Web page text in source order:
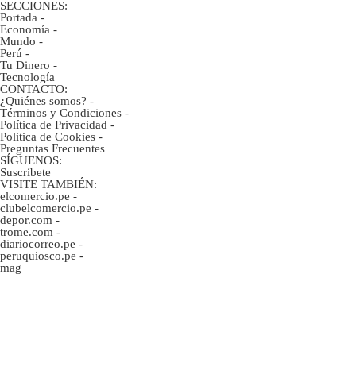
SECCIONES:
Portada -
Economía -
Mundo -
Perú -
Tu Dinero -
Tecnología
CONTACTO:
¿Quiénes somos? -
Términos y Condiciones -
Política de Privacidad -
Politica de Cookies -
Preguntas Frecuentes
SÍGUENOS:
Suscríbete
VISITE TAMBIÉN:
elcomercio.pe -
clubelcomercio.pe -
depor.com -
trome.com -
diariocorreo.pe -
peruquiosco.pe -
mag